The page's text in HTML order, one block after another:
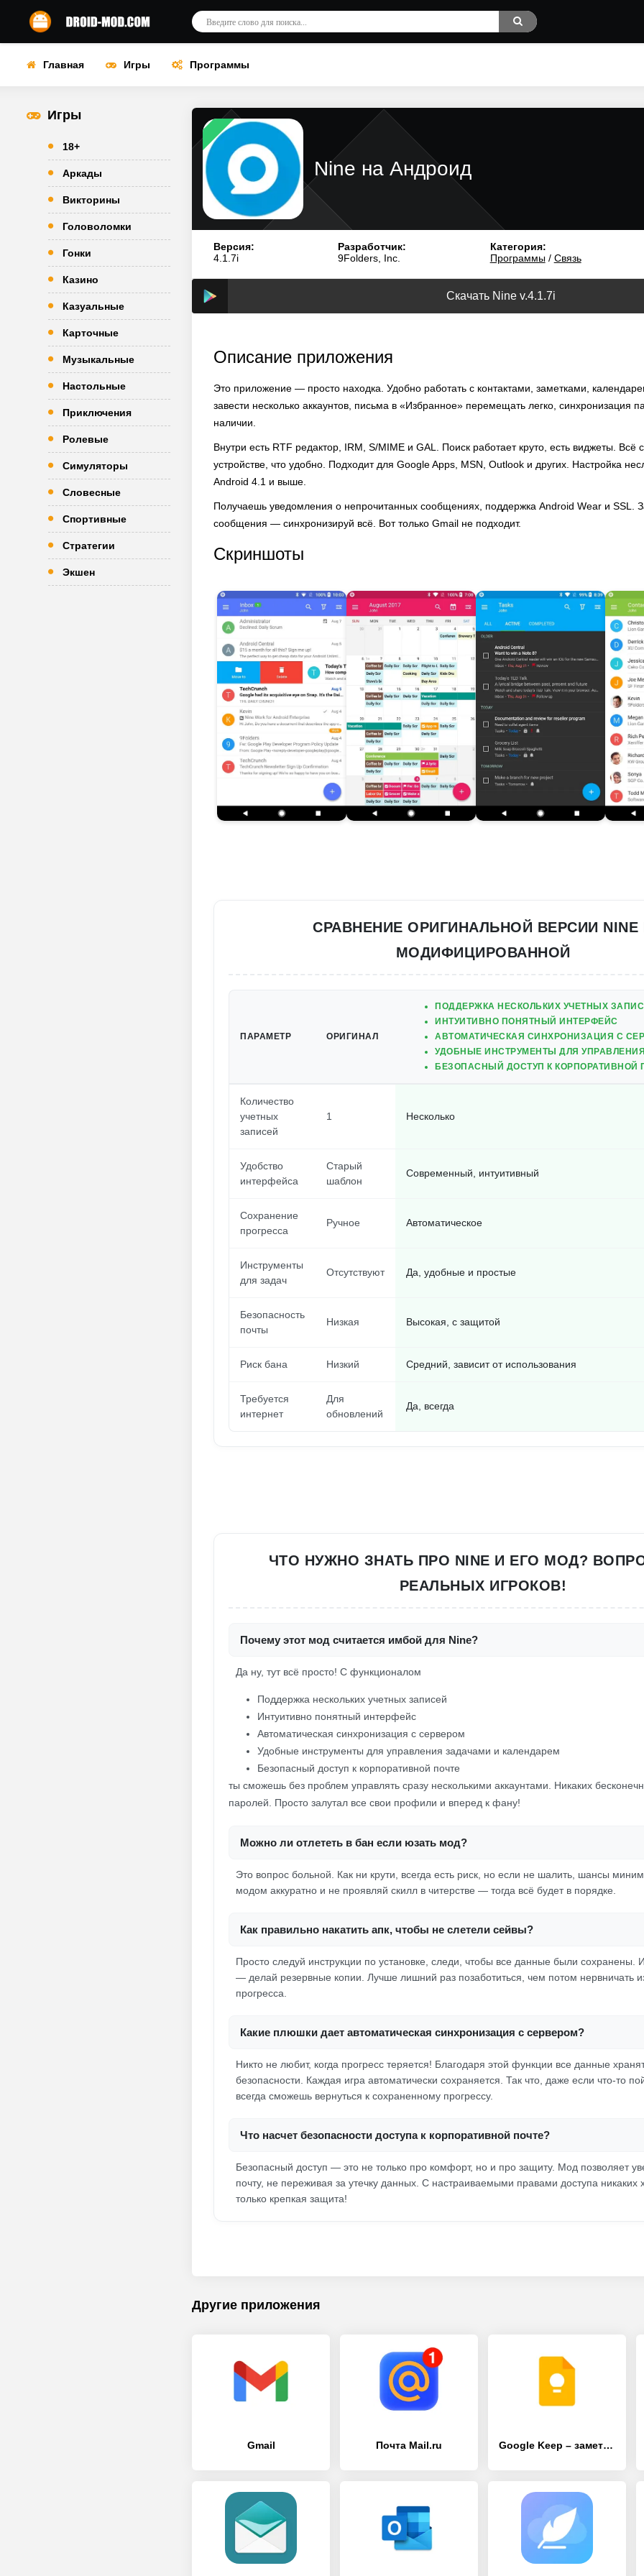
Главная Игры Программы
Игры
18+
Аркады
Викторины
Головоломки
Гонки
Казино
Казуальные
Карточные
Музыкальные
Настольные
Приключения
Ролевые
Симуляторы
Словесные
Спортивные
Стратегии
Экшен
Nine на Андроид
Версия:
4.1.7i
Разработчик:
9Folders, Inc.
Категория:
Программы/ Связь
Скачать Nine v.4.1.7i
Описание приложения
Это приложение — просто находка. Удобно работать с контактами, заметками,
завести несколько аккаунтов, письма в «Избранное» перемещать легко, синхронизация
наличии.
Внутри есть RTF редактор, IRM, S/MIME и GAL. Поиск работает круто, есть виджеты. Всё
устройстве, что удобно. Подходит для Google Apps, MSN, Outlook и других. Настройка
Android 4.1 и выше.
Получаешь уведомления о непрочитанных сообщениях, поддержка Android Wear и SSL.
сообщения — синхронизируй всё. Вот только Gmail не подходит.
Скриншоты
СРАВНЕНИЕ ОРИГИНАЛЬНОЙ ВЕРСИИ NINE
МОДИФИЦИРОВАННОЙ
ПАРАМЕТР ОРИГИНАЛ
ПОДДЕРЖКА НЕСКОЛЬКИХ УЧЕТНЫХ
ИНТУИТИВНО ПОНЯТНЫЙ ИНТЕРФЕЙС
АВТОМАТИЧЕСКАЯ СИНХРОНИЗАЦИЯ С
УДОБНЫЕ ИНСТРУМЕНТЫ ДЛЯ
БЕЗОПАСНЫЙ ДОСТУП К КОРПОРАТИВНОЙ
Количество
учетных
записей
1 Несколько
Удобство
интерфейса
Старый
шаблон
Современный, интуитивный
Сохранение
прогресса
Ручное Автоматическое
Инструменты
для задач
Отсутствуют Да, удобные и простые
Безопасность
почты
Низкая Высокая, с защитой
Риск бана Низкий Средний, зависит от использования
Требуется
интернет
Для
обновлений
Да, всегда
ЧТО НУЖНО ЗНАТЬ ПРО NINE И ЕГО МОД?
РЕАЛЬНЫХ ИГРОКОВ!
Почему этот мод считается имбой для Nine?
Да ну, тут всё просто! С функционалом
Поддержка нескольких учетных записей
Интуитивно понятный интерфейс
Автоматическая синхронизация с сервером
Удобные инструменты для управления задачами и календарем
Безопасный доступ к корпоративной почте
ты сможешь без проблем управлять сразу несколькими аккаунтами. Никаких
паролей. Просто залутал все свои профили и вперед к фану!
Можно ли отлететь в бан если юзать мод?
Это вопрос больной. Как ни крути, всегда есть риск, но если не шалить, шансы
модом аккуратно и не проявляй скилл в читерстве — тогда всё будет в порядке.
Как правильно накатить апк, чтобы не слетели сейвы?
Просто следуй инструкции по установке, следи, чтобы все данные были сохранены.
— делай резервные копии. Лучше лишний раз позаботиться, чем потом нервничать
прогресса.
Какие плюшки дает автоматическая синхронизация с сервером?
Никто не любит, когда прогресс теряется! Благодаря этой функции все данные
безопасности. Каждая игра автоматически сохраняется. Так что, даже если что-то
всегда сможешь вернуться к сохраненному прогрессу.
Что насчет безопасности доступа к корпоративной почте?
Безопасный доступ — это не только про комфорт, но и про защиту. Мод позволяет
почту, не переживая за утечку данных. С настраиваемыми правами доступа никаких
только крепкая защита!
Другие приложения
Gmail Почта Mail.ru Google Keep – заметки и списки